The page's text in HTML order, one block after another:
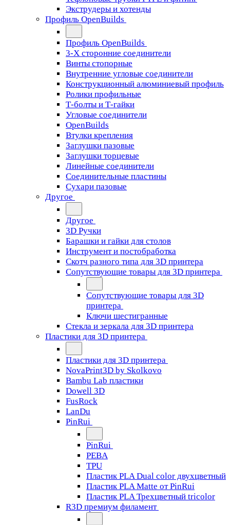
Экструдеры и хотенды
Профиль OpenBuilds
Профиль OpenBuilds
3-Х сторонние соединители
Винты стопорные
Внутренние угловые соединители
Конструкционный алюминиевый профиль
Ролики профильные
Т-болты и Т-гайки
Угловые соединители
OpenBuilds
Втулки крепления
Заглушки пазовые
Заглушки торцевые
Линейные соединители
Соединительные пластины
Сухари пазовые
Другое
Другое
3D Ручки
Барашки и гайки для столов
Инструмент и постобработка
Скотч разного типа для 3D принтера
Сопутствующие товары для 3D принтера
Сопутствующие товары для 3D
принтера
Ключи шестигранные
Стекла и зеркала для 3D принтера
Пластики для 3D принтера
Пластики для 3D принтера
NovaPrint3D by Skolkovo
Bambu Lab пластики
Dowell 3D
FusRock
LanDu
PinRui
PinRui
PEBA
TPU
Пластик PLA Dual color двухцветный
Пластик PLA Matte от PinRui
Пластик PLA Трехцветный tricolor
R3D премиум филамент